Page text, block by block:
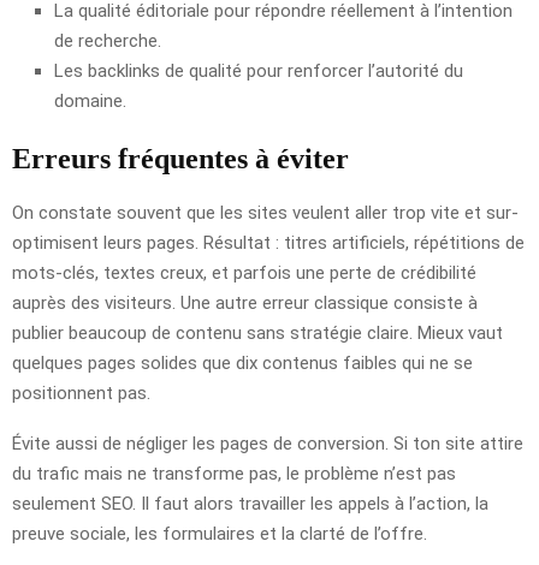
La qualité éditoriale pour répondre réellement à l’intention
de recherche.
Les backlinks de qualité pour renforcer l’autorité du
domaine.
Erreurs fréquentes à éviter
On constate souvent que les sites veulent aller trop vite et sur-
optimisent leurs pages. Résultat : titres artificiels, répétitions de
mots-clés, textes creux, et parfois une perte de crédibilité
auprès des visiteurs. Une autre erreur classique consiste à
publier beaucoup de contenu sans stratégie claire. Mieux vaut
quelques pages solides que dix contenus faibles qui ne se
positionnent pas.
Évite aussi de négliger les pages de conversion. Si ton site attire
du trafic mais ne transforme pas, le problème n’est pas
seulement SEO. Il faut alors travailler les appels à l’action, la
preuve sociale, les formulaires et la clarté de l’offre.